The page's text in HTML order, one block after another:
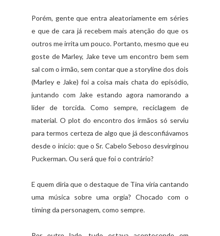
Porém, gente que entra aleatoriamente em séries
e que de cara já recebem mais atenção do que os
outros me irrita um pouco. Portanto, mesmo que eu
goste de Marley, Jake teve um encontro bem sem
sal com o irmão, sem contar que a storyline dos dois
(Marley e Jake) foi a coisa mais chata do episódio,
juntando com Jake estando agora namorando a
líder de torcida. Como sempre, reciclagem de
material. O plot do encontro dos irmãos só serviu
para termos certeza de algo que já desconfiávamos
desde o início: que o Sr. Cabelo Seboso desvirginou
Puckerman. Ou será que foi o contrário?
E quem diria que o destaque de Tina viria cantando
uma música sobre uma orgia? Chocado com o
timing da personagem, como sempre.